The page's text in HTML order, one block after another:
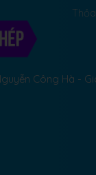
Công Hà -